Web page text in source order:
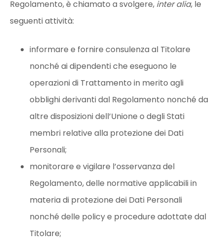
Regolamento, è chiamato a svolgere, inter alia, le
seguenti attività:
informare e fornire consulenza al Titolare
nonché ai dipendenti che eseguono le
operazioni di Trattamento in merito agli
obblighi derivanti dal Regolamento nonché da
altre disposizioni dell’Unione o degli Stati
membri relative alla protezione dei Dati
Personali;
monitorare e vigilare l’osservanza del
Regolamento, delle normative applicabili in
materia di protezione dei Dati Personali
nonché delle policy e procedure adottate dal
Titolare;